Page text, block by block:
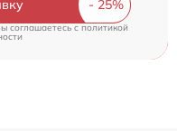
соглашаетесь cполитикой